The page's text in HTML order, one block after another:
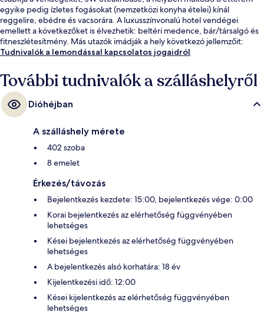
egyike pedig ízletes fogásokat (nemzetközi konyha ételei) kínál
reggelire, ebédre és vacsorára. A luxusszínvonalú hotel vendégei
emellett a következőket is élvezhetik: beltéri medence, bár/társalgó és
fitneszlétesítmény. Más utazók imádják a hely következó jellemzőit:
segítőkész személyzet.
Tudnivalók a lemondással kapcsolatos jogaidról
További tudnivalók a szálláshelyről
Dióhéjban
A szálláshely mérete
402 szoba
8 emelet
Érkezés/távozás
Bejelentkezés kezdete: 15:00, bejelentkezés vége: 0:00
Korai bejelentkezés az elérhetőség függvényében
lehetséges
Kései bejelentkezés az elérhetőség függvényében
lehetséges
A bejelentkezés alsó korhatára: 18 év
Kijelentkezési idő: 12:00
Kései kijelentkezés az elérhetőség függvényében
lehetséges